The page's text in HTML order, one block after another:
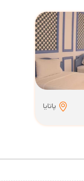
پاتایا